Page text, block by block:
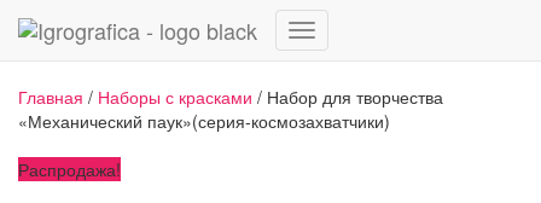
Переключить
Главная / Наборы с красками / Набор для творчества
«Механический паук»(серия-космозахватчики)
Распродажа!